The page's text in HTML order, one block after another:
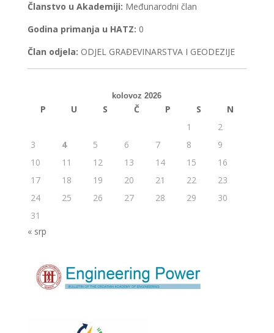
Članstvo u Akademiji: Međunarodni član
Godina primanja u HATZ: 0
Član odjela: ODJEL GRAĐEVINARSTVA I GEODEZIJE
kolovoz 2026
P U S Č P S
N
1
2
3
4 5 6 7 8
9
10
11 12 13 14 15
16
17
18 19 20 21 22
23
24
25 26 27 28 29
30
31
« srp